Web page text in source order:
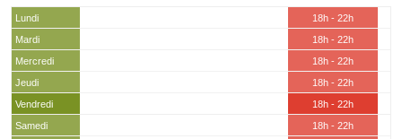
Lundi
18h - 22h
Mardi
18h - 22h
Mercredi
18h - 22h
Jeudi
18h - 22h
Vendredi
18h - 22h
Samedi
18h - 22h